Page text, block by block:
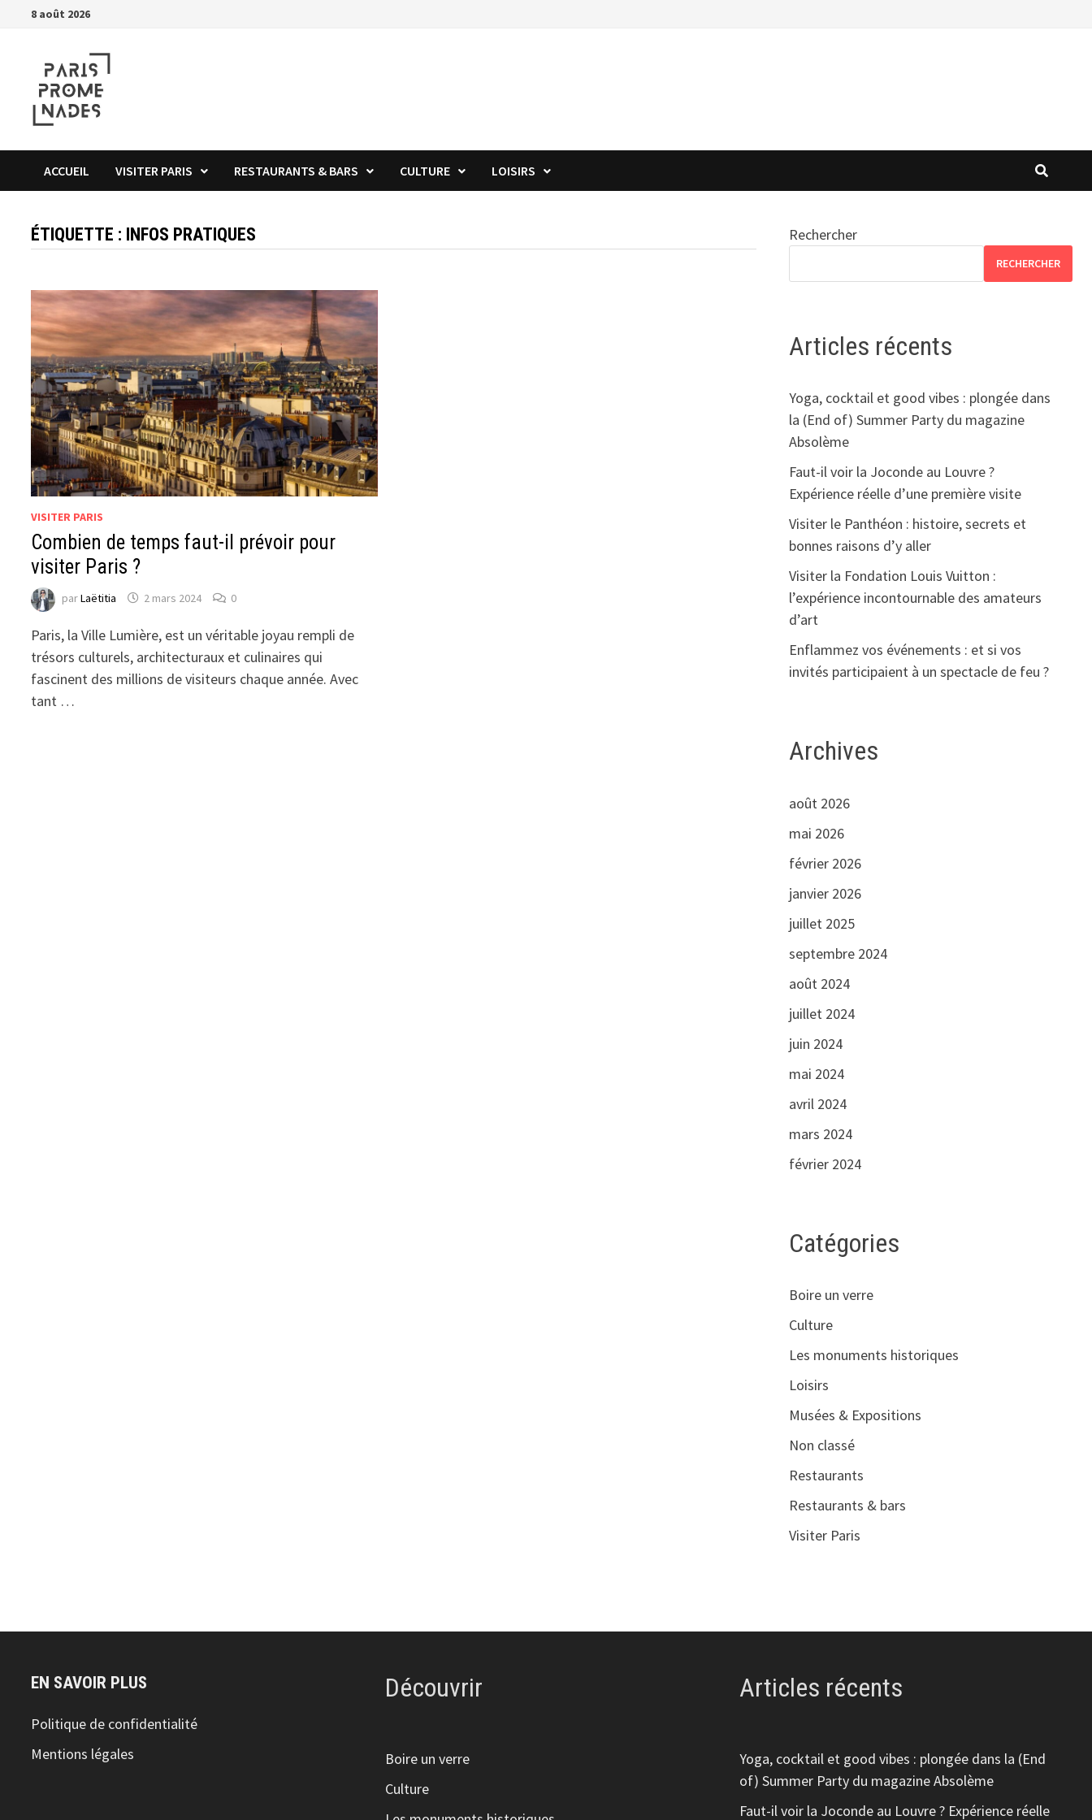
Passer8 août 2026
ACCUEIL VISITER PARIS RESTAURANTS & BARS CULTURE LOISIRS
ÉTIQUETTE : INFOS PRATIQUES
VISITER PARIS
Combien de temps faut-il prévoir pour
visiter Paris ?
parLaëtitia 2 mars 2024 0
Paris, la Ville Lumière, est un véritable joyau rempli de
trésors culturels, architecturaux et culinaires qui
fascinent des millions de visiteurs chaque année. Avec
tant …
Rechercher
RECHERCHER
Articles récents
Yoga, cocktail et good vibes : plongée dans
la (End of) Summer Party du magazine
Absolème
Faut-il voir la Joconde au Louvre ?
Expérience réelle d’une première visite
Visiter le Panthéon : histoire, secrets et
bonnes raisons d’y aller
Visiter la Fondation Louis Vuitton :
l’expérience incontournable des amateurs
d’art
Enflammez vos événements : et si vos
invités participaient à un spectacle de feu ?
Archives
août 2026
mai 2026
février 2026
janvier 2026
juillet 2025
septembre 2024
août 2024
juillet 2024
juin 2024
mai 2024
avril 2024
mars 2024
février 2024
Catégories
Boire un verre
Culture
Les monuments historiques
Loisirs
Musées & Expositions
Non classé
Restaurants
Restaurants & bars
Visiter Paris
EN SAVOIR PLUS
Politique de confidentialité
Mentions légales
Découvrir
Boire un verre
Culture
Articles récents
Yoga, cocktail et good vibes : plongée dans la (End
of) Summer Party du magazine Absolème
Faut-il voir la Joconde au Louvre ? Expérience réelle